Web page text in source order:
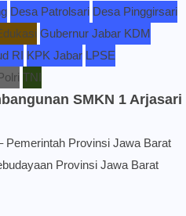
Desa Patrolsari Desa Pinggirsari
Gubernur Jabar KDM
RI KPK Jabar LPSE
TNI
SMKN 1 Arjasari
Pemerintah Provinsi Jawa Barat
Provinsi Jawa Barat